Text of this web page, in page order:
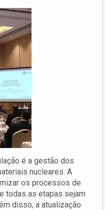
é a gestão dos
nucleares. A
os processos de
todas as etapas sejam
disso, a atualização